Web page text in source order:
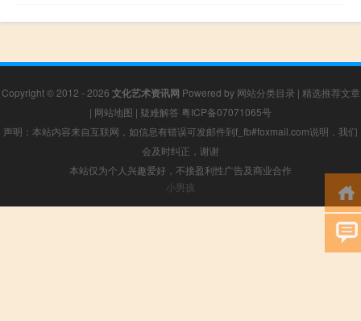
Copyright © 2012 - 2026 文化艺术资讯网 Powered by 网站分类目录 | 精选推荐文章
| 网站地图 | 疑难解答 粤ICP备07071065号
声明：本站内容来自互联网，如信息有错误可发邮件到f_fb#foxmail.com说明，我们
会及时纠正，谢谢
本站仅为个人兴趣爱好，不接盈利性广告及商业合作
小男孩